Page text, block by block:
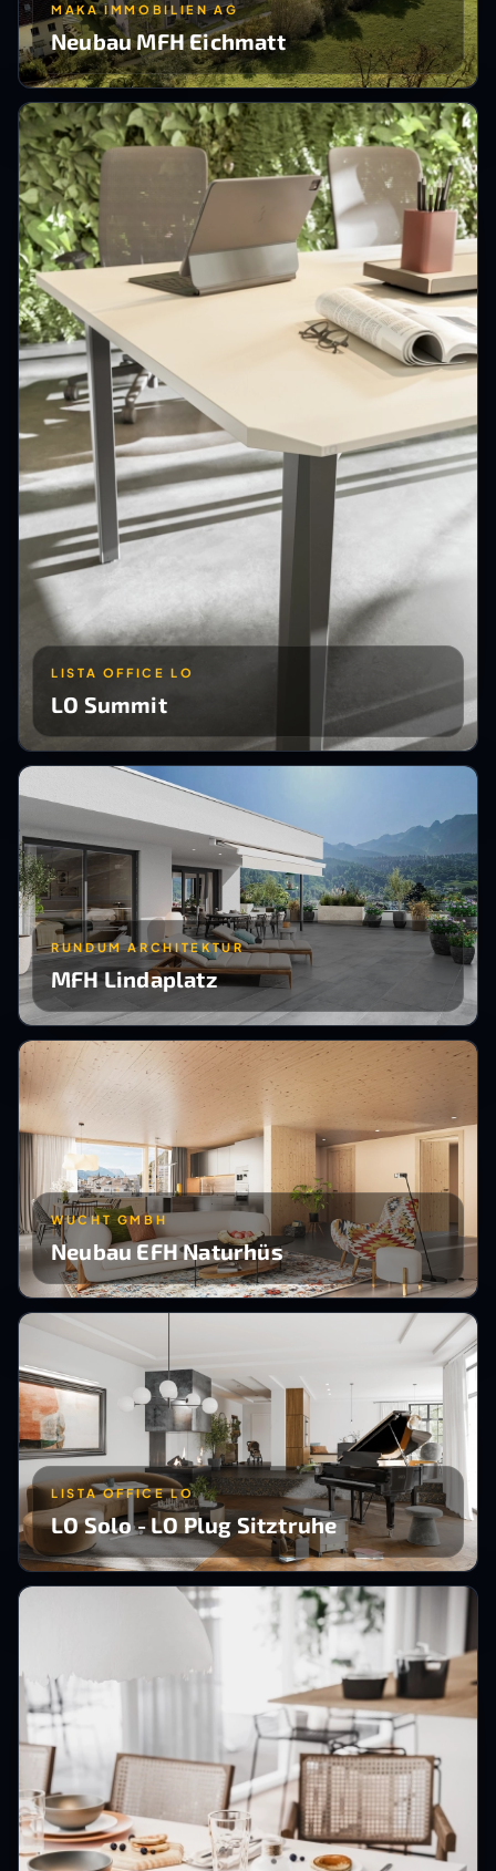
MAKA IMMOBILIEN AG
Neubau MFH Eichmatt
LISTA OFFICE LO
LO Summit
RUNDUM ARCHITEKTUR
MFH Lindaplatz
WUCHT GMBH
Neubau EFH Naturhüs
LISTA OFFICE LO
LO Solo - LO Plug Sitztruhe